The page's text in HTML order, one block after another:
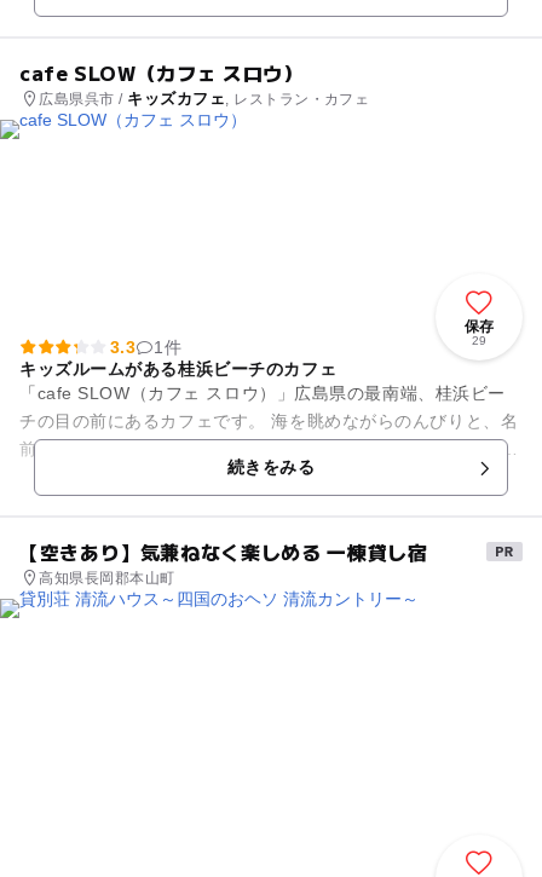
cafe SLOW（カフェ スロウ）
広島県呉市 / キッズカフェ, レストラン・カフェ
保存
29
3.3
1件
キッズルームがある桂浜ビーチのカフェ
「cafe SLOW（カフェ スロウ）」広島県の最南端、桂浜ビー
チの目の前にあるカフェです。 海を眺めながらのんびりと、名
前の通りスロウな時を過ごせます。 客席はゆったり座れるソフ
続きをみる
【空きあり】気兼ねなく楽しめる 一棟貸し宿
高知県長岡郡本山町